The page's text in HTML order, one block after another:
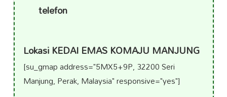
telefon
Lokasi KEDAI EMAS KOMAJU MANJUNG
[su_gmap address="5MX5+9P, 32200 Seri
Manjung, Perak, Malaysia" responsive="yes"]